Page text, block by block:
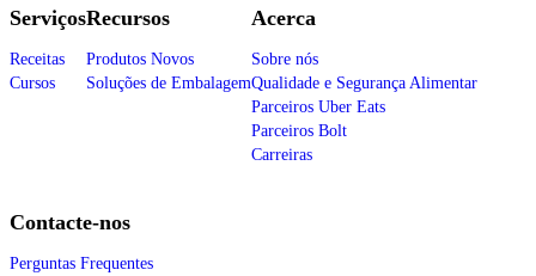
Serviços
Receitas
Cursos
Recursos
Produtos Novos
Soluções de Embalagem
Acerca
Sobre nós
Qualidade e Segurança Alimentar
Parceiros Uber Eats
Parceiros Bolt
Carreiras
Contacte-nos
Perguntas Frequentes